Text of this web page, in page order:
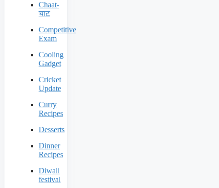
Chaat-
चाट
Competitive
Exam
Cooling
Gadget
Cricket
Update
Curry
Recipes
Desserts
Dinner
Recipes
Diwali
festival